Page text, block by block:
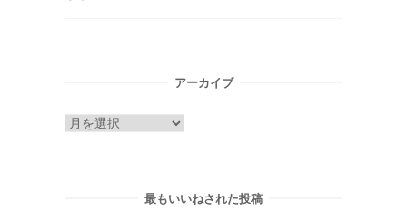
アーカイブ
ア
最もいいねされた投稿